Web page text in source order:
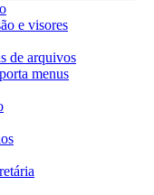
e visores
de arquivos
menus